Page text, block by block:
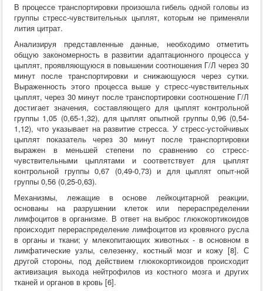
В процессе транспортировки произошла гибель одной головы из
группы стресс-чувствительных цыплят, которым не применяли
лития цитрат.
Анализируя представленные данные, необходимо отметить
общую закономерность в развитии адаптационного процесса у
цыплят, проявляющуюся в повышении соотношения Г/Л через 30
минут после транспортировки и снижающуюся через сутки.
Выраженность этого процесса выше у стресс-чувствительных
цыплят, через 30 минут после транспортировки соотношение Г/Л
достигает значения, составляющего для цыплят контрольной
группы 1,05 (0,65-1,32), для цыплят опытной группы 0,96 (0,54-
1,12), что указывает на развитие стресса. У стресс-устойчивых
цыплят показатель через 30 минут после транспортировки
выражен в меньшей степени по сравнению со стресс-
чувствительными цыплятами и соответствует для цыплят
контрольной группы 0,67 (0,49-0,73) и для цыплят опыт-ной
группы 0,56 (0,25-0,63).
Механизмы, лежащие в основе лейкоцитарной реакции,
основаны на разрушении клеток или перераспределении
лимфоцитов в организме. В ответ на выброс глюкокортикоидов
происходит перераспределение лимфоцитов из кровяного русла
в органы и ткани; у млекопитающих животных - в основном в
лимфатические узлы, селезенку, костный мозг и кожу [8]. С
другой стороны, под действием глюкокортикоидов происходит
активизация выхода нейтрофилов из костного мозга и других
тканей и органов в кровь [6].